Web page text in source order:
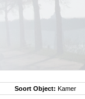
Soort Object: Kamer